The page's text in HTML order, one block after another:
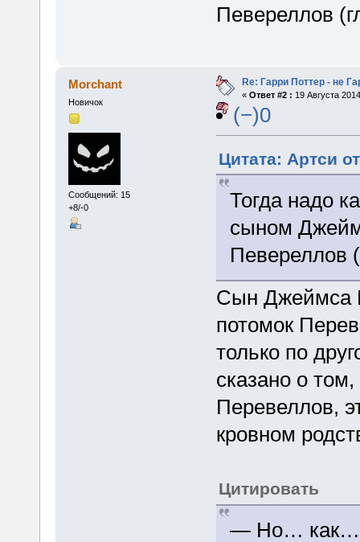
Певереллов
Morchant
Новичок
Сообщений: 15
+8/-0
Re: Гарри Поттер - не
« Ответ #2 : 19 Августа
(−)0
Цитата: Артси
Тогда надо
сыном
Певереллов
Сын Джеймса
потомок
только по
сказано о
Перевеллов,
кровном
Цитировать
— Но… как…